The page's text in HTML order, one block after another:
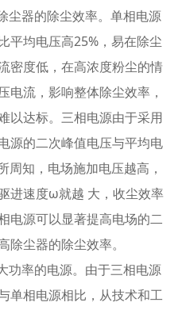
尘器的除尘效率。单相电源
平均电压高25%，易在除尘
密度低，在高浓度粉尘的情
电流，影响整体除尘效率，
以达标。三相电源由于采用
源的二次峰值电压与平均电
周知，电场施加电压越高，
进速度ω就越 大，收尘效率
电源可以显著提高电场的二
除尘器的除尘效率。
功率的电源。由于三相电源
单相电源相比，从技术和工